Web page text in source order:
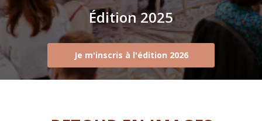
Édition 2025
Je m'inscris à l'édition 2026